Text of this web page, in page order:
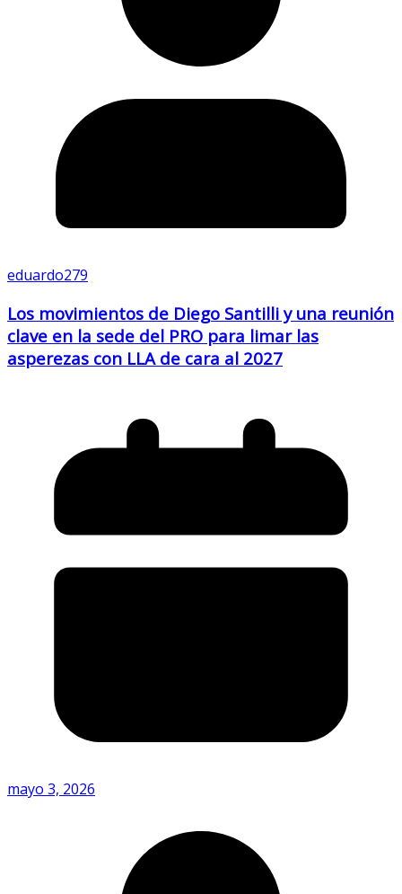
eduardo279
Los movimientos de Diego Santilli y una reunión
clave en la sede del PRO para limar las
asperezas con LLA de cara al 2027
mayo 3, 2026